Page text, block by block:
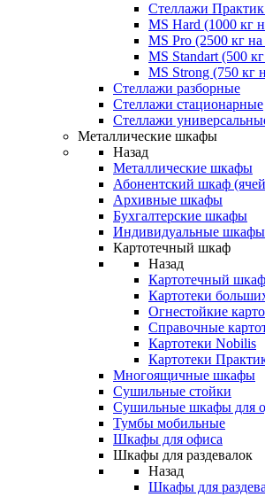
Стеллажи
MS Hard (1000 кг
MS Pro (2500 кг
MS Standart (500
MS Strong (750 кг
Стеллажи разборные
Стеллажи стационарные
Стеллажи
Металлические шкафы
Назад
Металлические шкафы
Абонентский шкаф
Архивные шкафы
Бухгалтерские шкафы
Индивидуальные шкафы
Картотечный шкаф
Назад
Картотечный шкаф
Картотеки
Огнестойкие
Справочные
Картотеки Nobilis
Картотеки
Многоящичные шкафы
Сушильные стойки
Сушильные шкафы для
Тумбы мобильные
Шкафы для офиса
Шкафы для раздевалок
Назад
Шкафы для